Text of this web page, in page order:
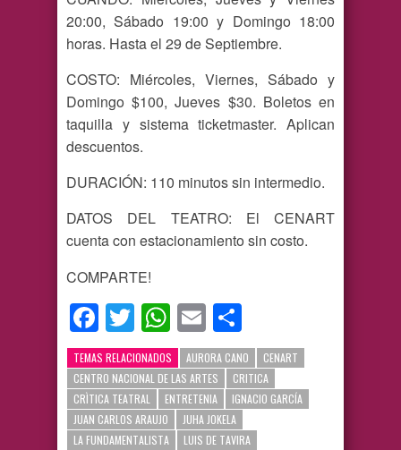
20:00, Sábado 19:00 y Domingo 18:00
horas. Hasta el 29 de Septiembre.
COSTO: Miércoles, Viernes, Sábado y
Domingo $100, Jueves $30. Boletos en
taquilla y sistema ticketmaster. Aplican
descuentos.
DURACIÓN: 110 minutos sin intermedio.
DATOS DEL TEATRO: El CENART
cuenta con estacionamiento sin costo.
COMPARTE!
Facebook
TwitterWhatsApp
Email
TEMAS RELACIONADOS AURORA CANO
CENART
CENTRO NACIONAL DE LAS ARTES
CRITICA
CRÌTICA TEATRAL
ENTRETENIA
IGNACIO GARCÍA
JUAN CARLOS ARAUJO
JUHA JOKELA
LA FUNDAMENTALISTA
LUIS DE TAVIRA